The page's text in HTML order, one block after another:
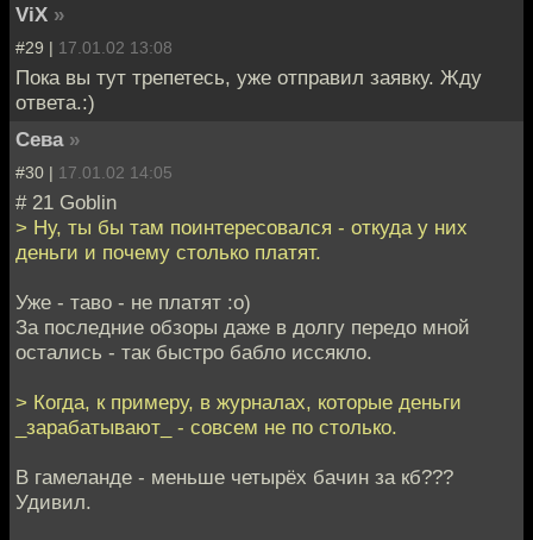
ViX »
#29 | 17.01.02 13:08
Пока вы тут трепетесь, уже отправил заявку. Жду
ответа.:)
Сева »
#30 | 17.01.02 14:05
# 21 Goblin
> Ну, ты бы там поинтересовался - откуда у них
деньги и почему столько платят.
Уже - таво - не платят :о)
За последние обзоры даже в долгу передо мной
остались - так быстро бабло иссякло.
> Когда, к примеру, в журналах, которые деньги
_зарабатывают_ - совсем не по столько.
В гамеланде - меньше четырёх бачин за кб???
Удивил.